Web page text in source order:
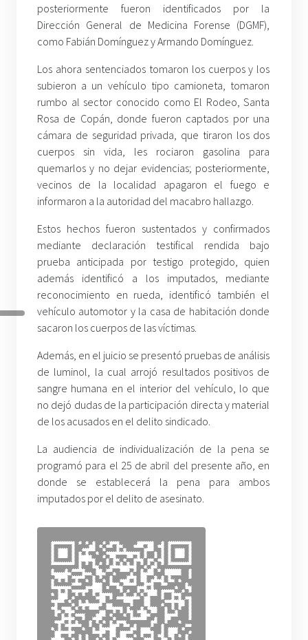
posteriormente fueron identificados por la
Dirección General de Medicina Forense (DGMF),
como Fabián Domínguez y Armando Domínguez.
Los ahora sentenciados tomaron los cuerpos y los
subieron a un vehículo tipo camioneta, tomaron
rumbo al sector conocido como El Rodeo, Santa
Rosa de Copán, donde fueron captados por una
cámara de seguridad privada, que tiraron los dos
cuerpos sin vida, les rociaron gasolina para
quemarlos y no dejar evidencias; posteriormente,
vecinos de la localidad apagaron el fuego e
informaron a la autoridad del macabro hallazgo.
Estos hechos fueron sustentados y confirmados
mediante declaración testifical rendida bajo
prueba anticipada por testigo protegido, quien
además identificó a los imputados, mediante
reconocimiento en rueda, identificó también el
vehículo automotor y la casa de habitación donde
sacaron los cuerpos de las víctimas.
Además, en el juicio se presentó pruebas de análisis
de luminol, la cual arrojó resultados positivos de
sangre humana en el interior del vehículo, lo que
no dejó dudas de la participación directa y material
de los acusados en el delito sindicado.
La audiencia de individualización de la pena se
programó para el 25 de abril del presente año, en
donde se establecerá la pena para ambos
imputados por el delito de asesinato.